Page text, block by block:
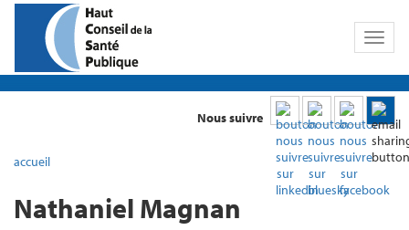
Toggle
Nous suivre
accueil
Nathaniel Magnan